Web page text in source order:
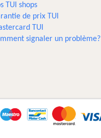
TUI shops
de prix TUI
TUI
signaler un problème?